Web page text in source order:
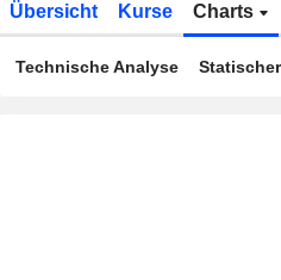
Übersicht Kurse Charts
Technische Analyse